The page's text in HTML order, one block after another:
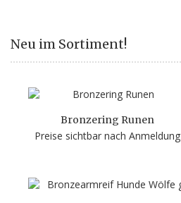
Neu im Sortiment!
Bronzering Runen
Preise sichtbar nach Anmeldung